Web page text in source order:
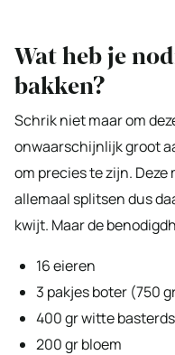
Wat heb je
bakken?
Schrik niet maar om
onwaarschijnlijk groot
om precies te zijn.
allemaal splitsen dus
kwijt. Maar de
16 eieren
3 pakjes boter (750
400 gr witte
200 gr bloem